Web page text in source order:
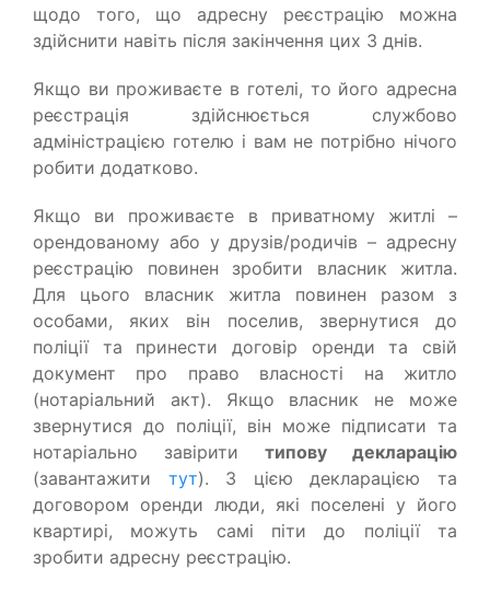
щодо того, що адресну реєстрацію можна
здійснити навіть після закінчення цих 3 днів.
Якщо ви проживаєте в готелі, то його адресна
реєстрація здійснюється службово
адміністрацією готелю і вам не потрібно нічого
робити додатково.
Якщо ви проживаєте в приватному житлі –
орендованому або у друзів/родичів – адресну
реєстрацію повинен зробити власник житла.
Для цього власник житла повинен разом з
особами, яких він поселив, звернутися до
поліції та принести договір оренди та свій
документ про право власності на житло
(нотаріальний акт). Якщо власник не може
звернутися до поліції, він може підписати та
нотаріально завірити типову декларацію
(завантажити тут). З цією декларацією та
договором оренди люди, які поселені у його
квартирі, можуть самі піти до поліції та
зробити адресну реєстрацію.